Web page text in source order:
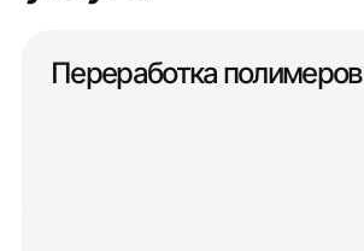
Переработка полимеров